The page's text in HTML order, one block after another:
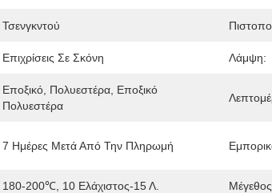
Τσενγκντού
Επιχρίσεις Σε Σκόνη Λάμψη:
Εποξικό, Πολυεστέρα, Εποξικό
Πολυεστέρα
7 Ημέρες Μετά Από Την Πληρωμή
180-200℃, 10 Ελάχιστος-15 Λ.